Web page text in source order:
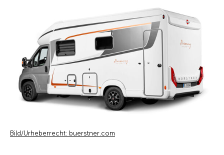
Bild/Urheberrecht: buerstner.com